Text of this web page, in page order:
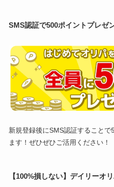
SMS認証で500ポイントプレゼ
新規登録後にSMS認証すること
ます！ぜひぜひご活用ください！
【100%損しない】デイリーオ